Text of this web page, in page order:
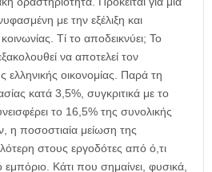
με την εξέλιξη και
Τί το αποδεικνύει; Το
να αποτελεί τον
ελληνικής οικονομίας. Παρά τη
κατά 3,5%, συγκριτικά με το
το 16,5% της συνολικής
η ποσοστιαία μείωση της
στους εργοδότες από ό,τι
Κάτι που σημαίνει, φυσικά,